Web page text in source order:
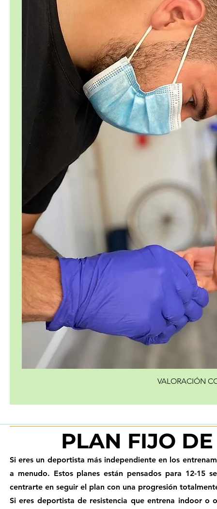
VALORACIÓN
PLAN FIJO
Si eres un deportista más independiente en los
a menudo. Estos planes están pensados para 12-15
centrarte en seguir el plan con una progresión
Si eres deportista de resistencia que entrena indoor